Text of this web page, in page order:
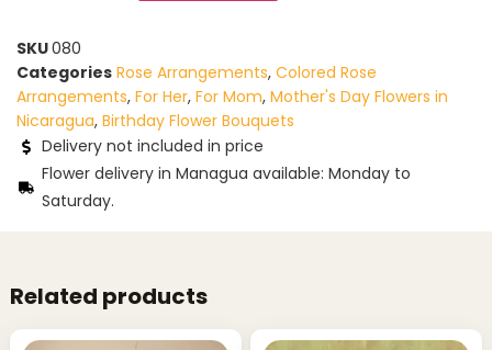
SKU080
Categories Rose Arrangements, Colored Rose
Arrangements, For Her, For Mom, Mother's Day Flowers in
Nicaragua, Birthday Flower Bouquets
Delivery not included in price
Flower delivery in Managua available: Monday to
Saturday.
Related products